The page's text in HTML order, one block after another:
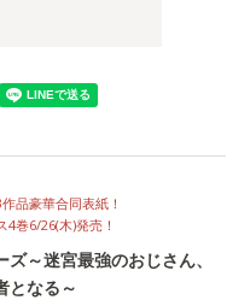
品豪華合同表紙！
4巻6/26(木)発売！
ズ～迷宮最強のおじさん、
となる～